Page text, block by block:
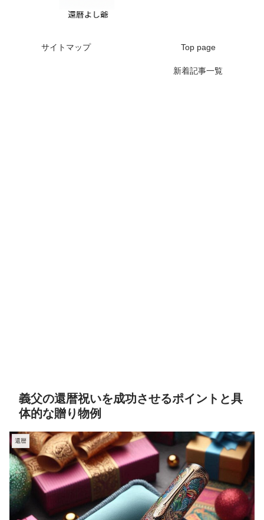
サイトマップ Top page
新着記事一覧
義父の還暦祝いを成功させるポイントと具
体的な贈り物例
還暦